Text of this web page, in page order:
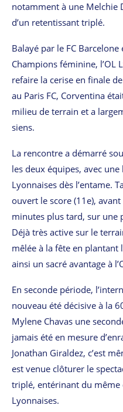
notamment à une Melchie
d’un retentissant triplé.
Balayé par le FC
Champions féminine, l’OL
refaire la cerise en finale
au Paris FC, Corventina
milieu de terrain et a
siens.
La rencontre a démarré
les deux équipes, avec
Lyonnaises dès l’entame.
ouvert le score (11e),
minutes plus tard, sur une
Déjà très active sur le
mêlée à la fête en
ainsi un sacré avantage à
En seconde période,
nouveau été décisive à la
Mylene Chavas une
jamais été en mesure
Jonathan Giraldez, c’est
est venue clôturer le
triplé, entérinant du même
Lyonnaises.